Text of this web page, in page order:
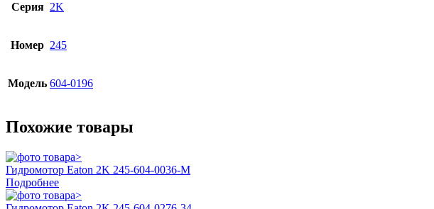
Серия 2K
Номер 245
Модель 604-0196
Похожие товары
Гидромотор Eaton 2K 245-604-0036-M
Подробнее